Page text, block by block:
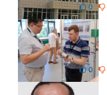
0
0